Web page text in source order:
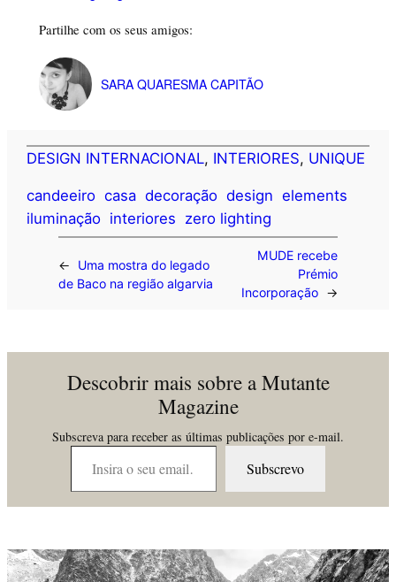
Partilhe com os seus amigos:
SARA QUARESMA CAPITÃO
DESIGN INTERNACIONAL, INTERIORES, UNIQUE
candeeiro casa decoração design elements
iluminação interiores zero lighting
←
Uma mostra do legado
de Baco na região algarvia
MUDE recebe
Prémio
Incorporação
→
Descobrir mais sobre a Mutante
Magazine
Subscreva para receber as últimas publicações por e-mail.
Insira o seu email…
Subscrevo